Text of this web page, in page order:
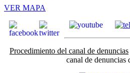
VER MAPA
Procedimiento del canal de denuncias
canal de denuncias